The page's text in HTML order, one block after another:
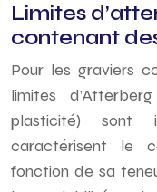
Limites
contenant
Pour les graviers
limites
plasticité) sont
caractérisent le
fonction de sa